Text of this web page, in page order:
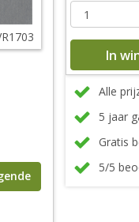
In
Alle
5 jaar
Gratis
5/5